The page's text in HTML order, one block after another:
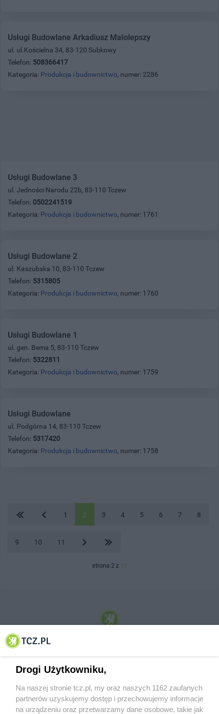
Usługi Budowlane Arkadiusz Małolepszy
ul. ul.Kościelna 34, 83-120 Subkowy
Telefon: 508366417
Kategoria: Produkcja i budownictwo, numer: 2286
Usługi Budowlane 3
ul. Jedności Narodu 22b, 83-110 Tczew
Telefon: 0502241519
Kategoria: Produkcja i budownictwo, numer: 1761
Usługi Budowlane 2
ul. Kaszubska 10, 83-110 Tczew
Telefon: 5315805
Kategoria: Produkcja i budownictwo, numer: 1760
Usługi Budowlane 1
ul. gen. Bema 5, 83-110 Tczew
Telefon: 5322811
Kategoria: Produkcja i budownictwo, numer: 1759
Usługi Budowlane
ul. Podgórna 14, 83-110 Tczew
Telefon: 5317420
Kategoria: Produkcja i budownictwo, numer: 1758
1 2 3 4 5 6 7 8
9 10 11
strona 2 z 11
© 2001-2026 Tczew - TCZ.PL Sp. z o.o. Internetowy Serwis Informacyjny Miasta
Drogi Użytkowniku,
Na naszej stronie tcz.pl, my oraz naszych 1162 zaufanych
partnerów uzyskujemy dostęp i przechowujemy informacje
na urządzeniu oraz przetwarzamy dane osobowe, takie jak